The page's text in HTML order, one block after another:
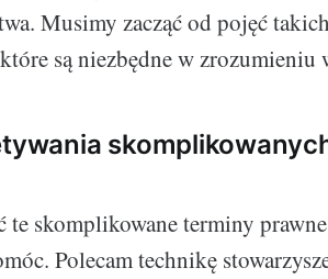
Musimy zacząć od pojęć
są niezbędne w zrozumieniu
te skomplikowane terminy
Polecam technikę